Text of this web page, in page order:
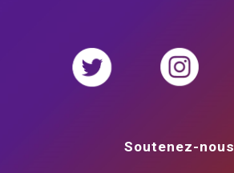
Soutenez-nous